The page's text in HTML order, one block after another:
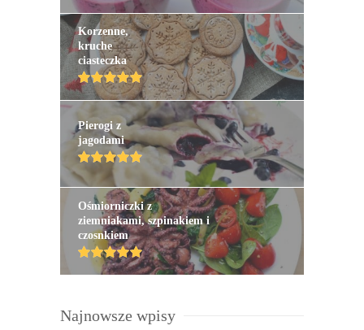
Korzenne,
kruche
ciasteczka
Pierogi z
jagodami
Ośmiorniczki z
ziemniakami, szpinakiem i
czosnkiem
Najnowsze wpisy